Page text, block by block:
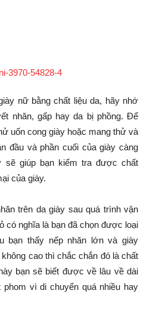
nữ bằng chất liệu da, hãy nhớ
nhăn, gấp hay da bị phồng. Để
uốn cong giày hoặc mang thử và
đầu và phần cuối của giày càng
sẽ giúp bạn kiểm tra được chất
của giày.
trên da giày sau quá trình vận
có nghĩa là bạn đã chọn được loại
bạn thấy nếp nhăn lớn và giày
cao thì chắc chắn đó là chất
bạn sẽ biết được về lâu về dài
vì di chuyển quá nhiều hay